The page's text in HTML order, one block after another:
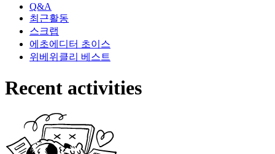
Q&A
최근활동
스크랩
에초에디터 초이스
위베 위클리 베스트
Recent activities